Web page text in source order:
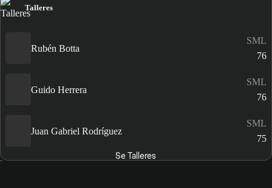
Talleres
Rubén Botta
SML
76
Guido Herrera
SML
76
Juan Gabriel Rodríguez
SML
75
Se Talleres